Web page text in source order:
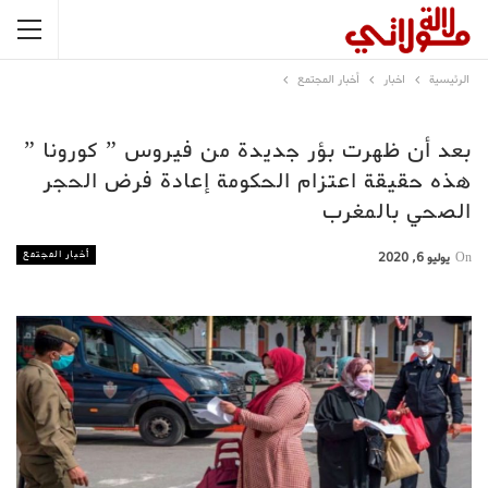
الرئيسية اخبار أخبار المجتمع
بعد أن ظهرت بؤر جديدة من فيروس ” كورونا ”
هذه حقيقة اعتزام الحكومة إعادة فرض الحجر
الصحي بالمغرب
أخبار المجتمع On يوليو 6, 2020